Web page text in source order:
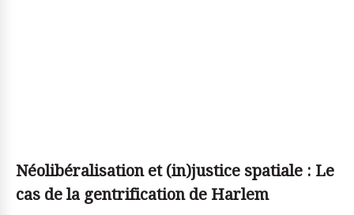
Néolibéralisation et (in)justice spatiale : Le
cas de la gentrification de Harlem